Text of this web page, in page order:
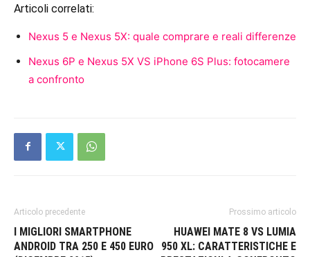
Articoli correlati:
Nexus 5 e Nexus 5X: quale comprare e reali differenze
Nexus 6P e Nexus 5X VS iPhone 6S Plus: fotocamere
a confronto
Articolo precedente
I MIGLIORI SMARTPHONE
ANDROID TRA 250 E 450 EURO
Prossimo articolo
HUAWEI MATE 8 VS LUMIA
950 XL: CARATTERISTICHE E